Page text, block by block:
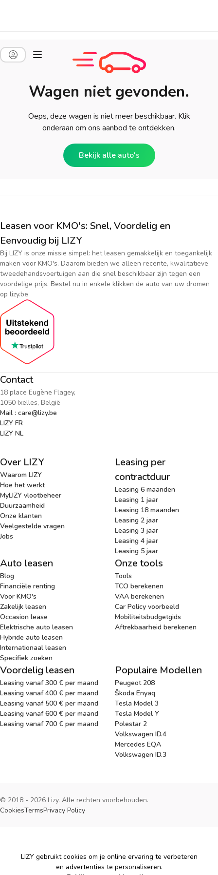
Wagen niet gevonden.
Oeps, deze wagen is niet meer beschikbaar. Klik
onderaan om ons aanbod te ontdekken.
Bekijk alle auto's
Leasen voor KMO's: Snel, Voordelig en
Eenvoudig bij LIZY
Bij LIZY is onze missie simpel: het leasen gemakkelijk en toegankelijk
maken voor KMO's. Daarom bieden we alleen recente, kwalitatieve
tweedehandsvoertuigen aan die snel beschikbaar zijn tegen een
voordelige prijs. Bestel nu in enkele klikken de auto van uw dromen
op lizy.be
Contact
18 place Eugène Flagey,
1050 Ixelles, België
Mail : care@lizy.be
LIZY FR
LIZY NL
Over LIZY
Waarom LIZY
Hoe het werkt
MyLIZY vlootbeheer
Duurzaamheid
Onze klanten
Veelgestelde vragen
Jobs
Leasing per
contractduur
Leasing 6 maanden
Leasing 1 jaar
Leasing 18 maanden
Leasing 2 jaar
Leasing 3 jaar
Leasing 4 jaar
Leasing 5 jaar
Auto leasen
Blog
Financiële renting
Voor KMO's
Zakelijk leasen
Occasion lease
Elektrische auto leasen
Hybride auto leasen
Internationaal leasen
Specifiek zoeken
Onze tools
Tools
TCO berekenen
VAA berekenen
Car Policy voorbeeld
Mobiliteitsbudgetgids
Aftrekbaarheid berekenen
Voordelig leasen
Leasing vanaf 300 € per maand
Leasing vanaf 400 € per maand
Leasing vanaf 500 € per maand
Leasing vanaf 600 € per maand
Leasing vanaf 700 € per maand
Populaire Modellen
Peugeot 208
Škoda Enyaq
Tesla Model 3
Tesla Model Y
Polestar 2
Volkswagen ID.4
Mercedes EQA
Volkswagen ID.3
© 2018 - 2026 Lizy. Alle rechten voorbehouden.
CookiesTermsPrivacy Policy
Cookies
LIZY gebruikt cookies om je online ervaring te verbeteren
en advertenties te personaliseren.